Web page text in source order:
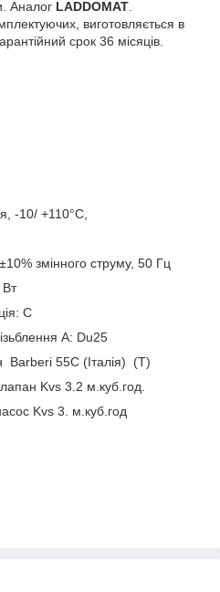
Аналог LADDOMAT
виготовляється в
срок 36 місяців.
-10/ +110°C,
змінного струму, 50 Гц
Вт
C
A: Du25
Barberi 55С (Італія) (T)
Kvs 3.2 м.куб.год.
Kvs 3. м.куб.год